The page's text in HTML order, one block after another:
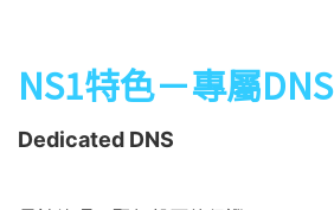
NS1特色－專屬DNS
Dedicated DNS